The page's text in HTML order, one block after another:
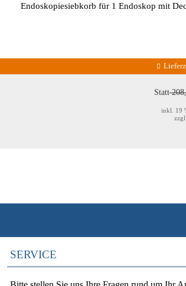
Endoskopiesiebkorb für 1 Endoskop mit
Statt
inkl. 19
zzgl.
SERVICE